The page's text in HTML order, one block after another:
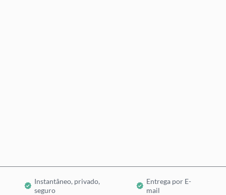
Instantâneo, privado,
seguro
Entrega por E-
mail